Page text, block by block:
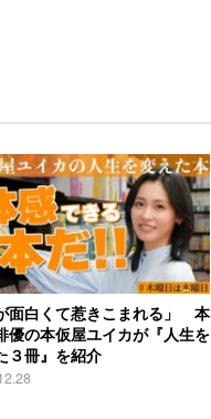
面白くて惹きこまれる」 本
優の本仮屋ユイカが『人生を
３冊』を紹介